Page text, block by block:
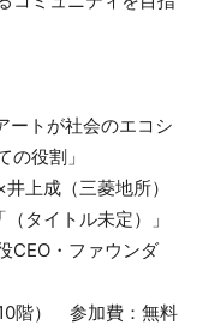
トが社会のエコシ
役割」
上成（三菱地所）
イトル未定）」
CEO・ファウンダ
階） 参加費：無料